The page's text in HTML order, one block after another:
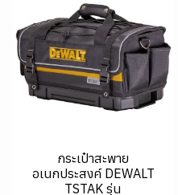
กระเป๋าสะพาย
อเนกประสงค์ DEWALT
TSTAK รุ่น